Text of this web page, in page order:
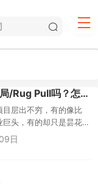
这个项目是空气币/骗局/Rug Pull吗？怎么判断靠谱不靠谱？
层出不穷，有的像比
头，有的却只是昙花
资者，你可能经常听
日